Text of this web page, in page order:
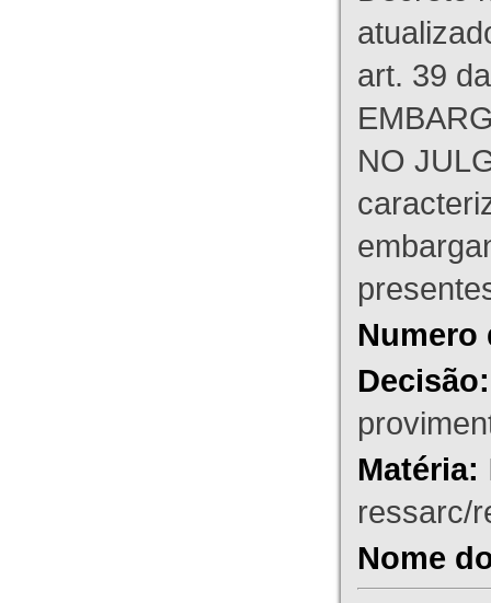
art. 39
NO
Numero
Decisão:
Matéria:
ressarc/
Nome